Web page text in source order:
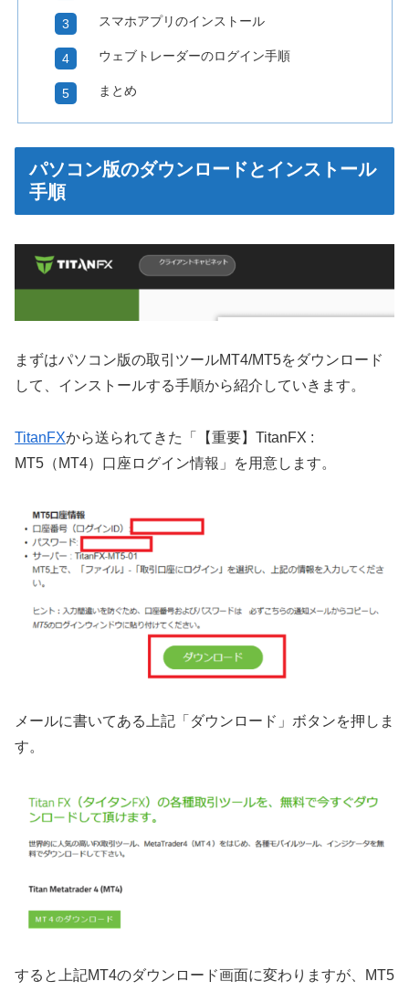
スマホアプリのインストール
ウェブトレーダーのログイン手順
まとめ
パソコン版のダウンロードとインストール
手順
まずはパソコン版の取引ツールMT4/MT5をダウンロード
して、インストールする手順から紹介していきます。
TitanFXから送られてきた「【重要】TitanFX :
MT5（MT4）口座ログイン情報」を用意します。
メールに書いてある上記「ダウンロード」ボタンを押しま
す。
すると上記MT4のダウンロード画面に変わりますが、MT5